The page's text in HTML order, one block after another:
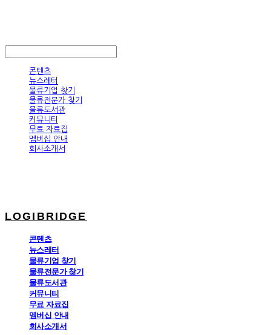
콘텐츠
뉴스레터
물류기업 찾기
물류전문가 찾기
물류도서관
커뮤니티
무료 자료집
멤버십 안내
회사소개서
LOGIBRIDGE
콘텐츠
뉴스레터
물류기업 찾기
물류전문가 찾기
물류도서관
커뮤니티
무료 자료집
멤버십 안내
회사소개서